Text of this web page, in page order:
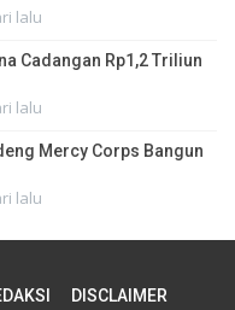
lalu
Cadangan Rp1,2 Triliun
lalu
Mercy Corps Bangun
lalu
DISCLAIMER